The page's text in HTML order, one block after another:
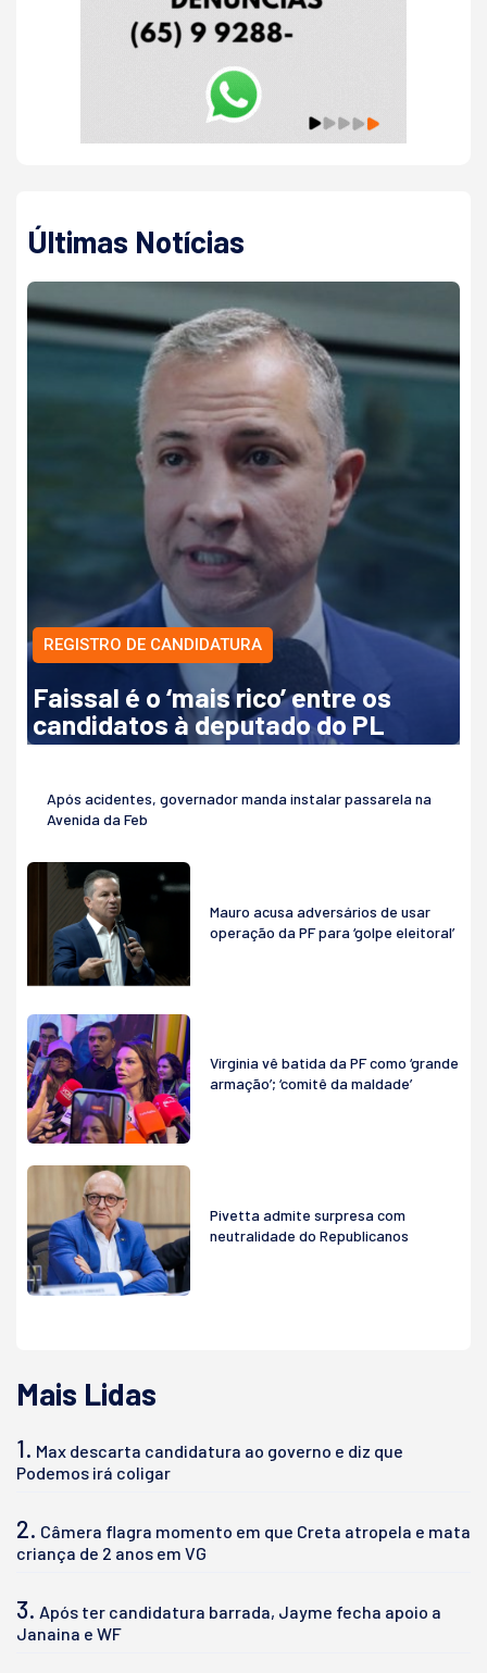
Últimas Notícias
REGISTRO DE CANDIDATURA
Faissal é o ‘mais rico’ entre os
candidatos à deputado do PL
Após acidentes, governador manda instalar passarela na
Avenida da Feb
Mauro acusa adversários de usar
operação da PF para ‘golpe eleitoral’
Virginia vê batida da PF como ‘grande
armação’; ‘comitê da maldade’
Pivetta admite surpresa com
neutralidade do Republicanos
Mais Lidas
1. Max descarta candidatura ao governo e diz que
Podemos irá coligar
2. Câmera flagra momento em que Creta atropela e mata
criança de 2 anos em VG
3. Após ter candidatura barrada, Jayme fecha apoio a
Janaina e WF